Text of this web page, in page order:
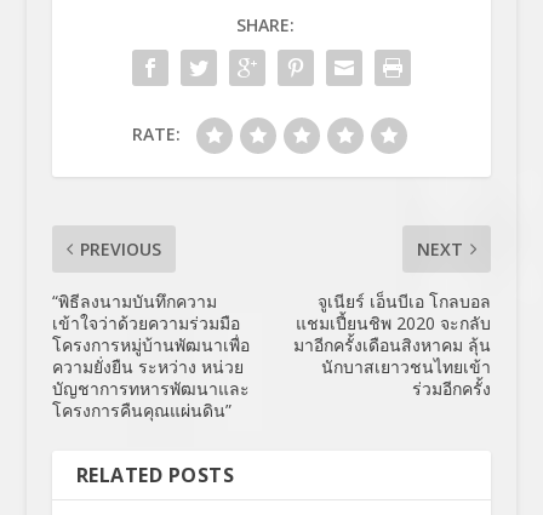
SHARE:
RATE:
PREVIOUS
“พิธีลงนามบันทึกความ
เข้าใจว่าด้วยความร่วมมือ
โครงการหมู่บ้านพัฒนาเพื่อ
ความยั่งยืน ระหว่าง หน่วย
บัญชาการทหารพัฒนาและ
โครงการคืนคุณแผ่นดิน”
NEXT
จูเนียร์ เอ็นบีเอ โกลบอล
แชมเปี้ยนชิพ 2020 จะกลับ
มาอีกครั้งเดือนสิงหาคม ลุ้น
นักบาสเยาวชนไทยเข้า
ร่วมอีกครั้ง
RELATED POSTS